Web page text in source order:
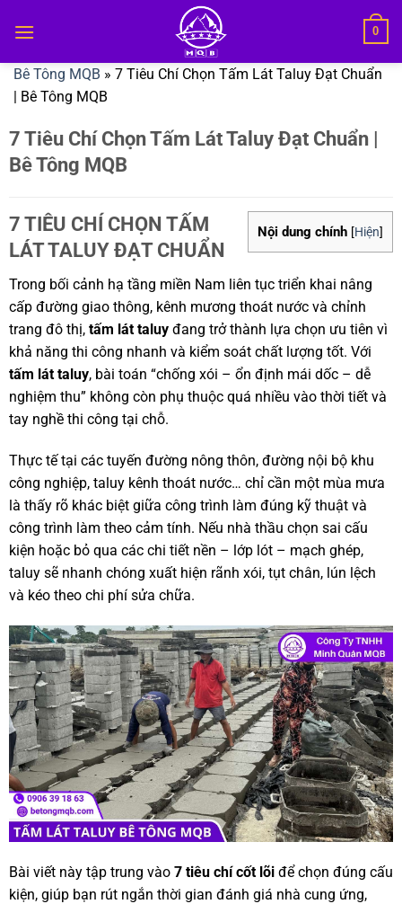
qua
dung
0
Bê Tông MQB » 7 Tiêu Chí Chọn Tấm Lát Taluy Đạt Chuẩn
| Bê Tông MQB
7 Tiêu Chí Chọn Tấm Lát Taluy Đạt Chuẩn |
Bê Tông MQB
Nội dung chính [Hiện]
7 TIÊU CHÍ CHỌN TẤM
LÁT TALUY ĐẠT CHUẨN
Trong bối cảnh hạ tầng miền Nam liên tục triển khai nâng
cấp đường giao thông, kênh mương thoát nước và chỉnh
trang đô thị, tấm lát taluyđang trở thành lựa chọn ưu tiên vì
khả năng thi công nhanh và kiểm soát chất lượng tốt. Với
tấm lát taluy, bài toán “chống xói – ổn định mái dốc – dễ
nghiệm thu” không còn phụ thuộc quá nhiều vào thời tiết và
tay nghề thi công tại chỗ.
Thực tế tại các tuyến đường nông thôn, đường nội bộ khu
công nghiệp, taluy kênh thoát nước… chỉ cần một mùa mưa
là thấy rõ khác biệt giữa công trình làm đúng kỹ thuật và
công trình làm theo cảm tính. Nếu nhà thầu chọn sai cấu
kiện hoặc bỏ qua các chi tiết nền – lớp lót – mạch ghép,
taluy sẽ nhanh chóng xuất hiện rãnh xói, tụt chân, lún lệch
và kéo theo chi phí sửa chữa.
Bài viết này tập trung vào 7 tiêu chí cốt lõiđể chọn đúng cấu
kiện, giúp bạn rút ngắn thời gian đánh giá nhà cung ứng,